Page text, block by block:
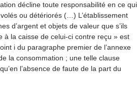
décline toute responsabilité en ce qui
ou détériorés (…) L’établissement
d’argent et objets de valeur que s’ils
à la caisse de celui-ci contre reçu » est
i du paragraphe premier de l’annexe
la consommation ; une telle clause
l’absence de faute de la part du